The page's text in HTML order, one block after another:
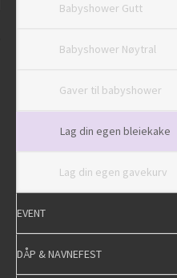
Babyshower Gutt
Babyshower Nøytral
Gaver til babyshower
Lag din egen bleiekake
Lag din egen gavekurv
EVENT
DÅP & NAVNEFEST